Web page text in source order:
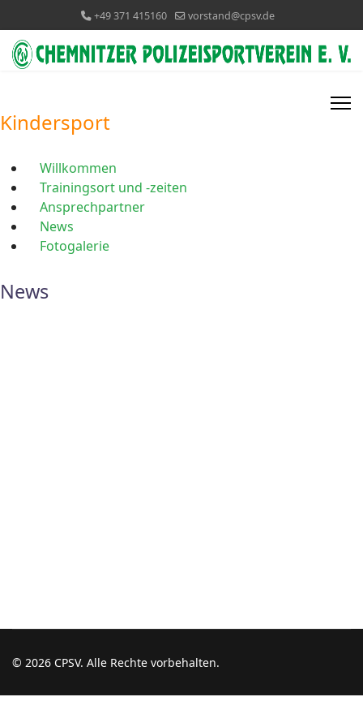
+49 371 415160 vorstand@cpsv.de
Kindersport
Willkommen
Trainingsort und -zeiten
Ansprechpartner
News
Fotogalerie
News
© 2026 CPSV. Alle Rechte vorbehalten.